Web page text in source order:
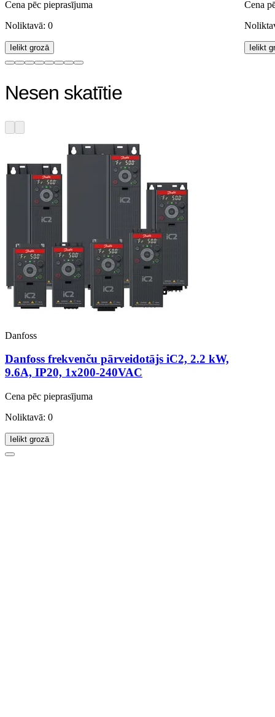
Cena pēc pieprasījuma
Noliktavā: 0
Ielikt grozā
Cena
Ielikt
Nesen skatītie
Danfoss
Danfoss frekvenču pārveidotājs iC2, 2.2 kW,
9.6A, IP20, 1x200-240VAC
Cena pēc pieprasījuma
Noliktavā: 0
Ielikt grozā